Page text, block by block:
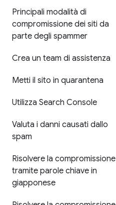
Principali modalità di
compromissione dei siti da
parte degli spammer
Crea un team di assistenza
Metti il sito in quarantena
Utilizza Search Console
Valuta i danni causati dallo
spam
Risolvere la compromissione
tramite parole chiave in
giapponese